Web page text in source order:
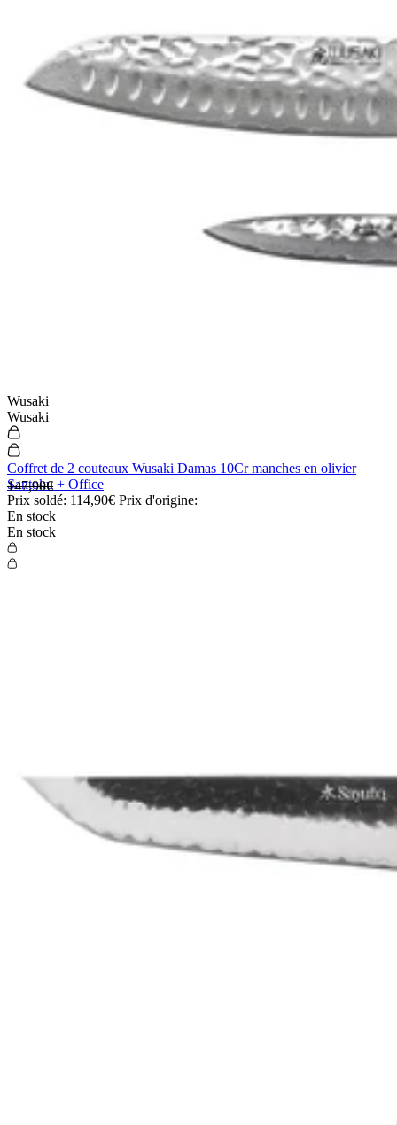
Wusaki
Wusaki
Coffret de 2 couteaux Wusaki Damas 10Cr manches en olivier
Santoku + Office
Prix soldé: 114,90€ Prix d'origine:
147,90€
En stock
En stock